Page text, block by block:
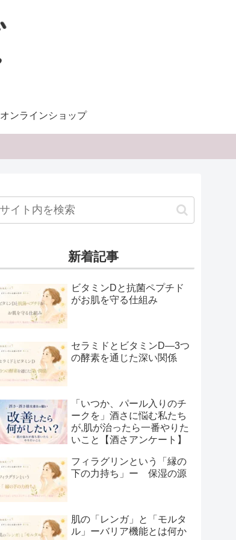
オンラインショップ
新着記事
ビタミンDと抗菌ペプチド
がお肌を守る仕組み
セラミドとビタミンD―3つ
の酵素を通じた深い関係
「いつか、パール入りのチ
ークを」酒さに悩む私たち
が,肌が治ったら一番やりた
いこと【酒さアンケート】
フィラグリンという「縁の
下の力持ち」ー 保湿の源
肌の「レンガ」と「モルタ
ル」ーバリア機能とは何か